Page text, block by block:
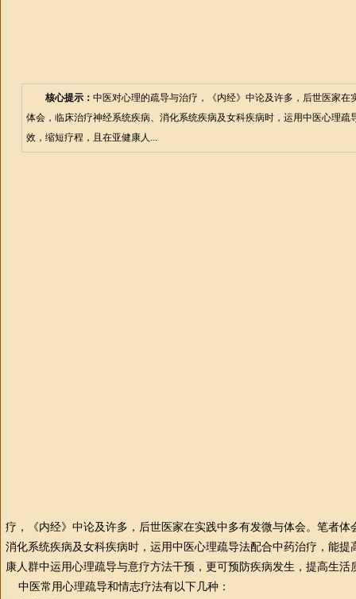
核心提示： 中医对心理的疏导与治疗，《内经》中论及许多，后世医家在
体会，临床治疗神经系统疾病、消化系统疾病及女科疾病时，运用中医心理疏
效，缩短疗程，且在亚健康人...
疗 ，《内经》中论及许多，后世医家在实践中多有发微与体会。笔者体
消化系统疾病及女科疾病时，运用中医心理疏导法配合中药治疗 ，能
康人群中运用心理疏导与意疗方法干预，更可预防疾病发生，提高生活
中医常用心理疏导和情志疗法有以下几种：